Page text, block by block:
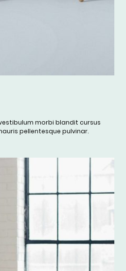
morbi blandit cursus
pellentesque pulvinar.